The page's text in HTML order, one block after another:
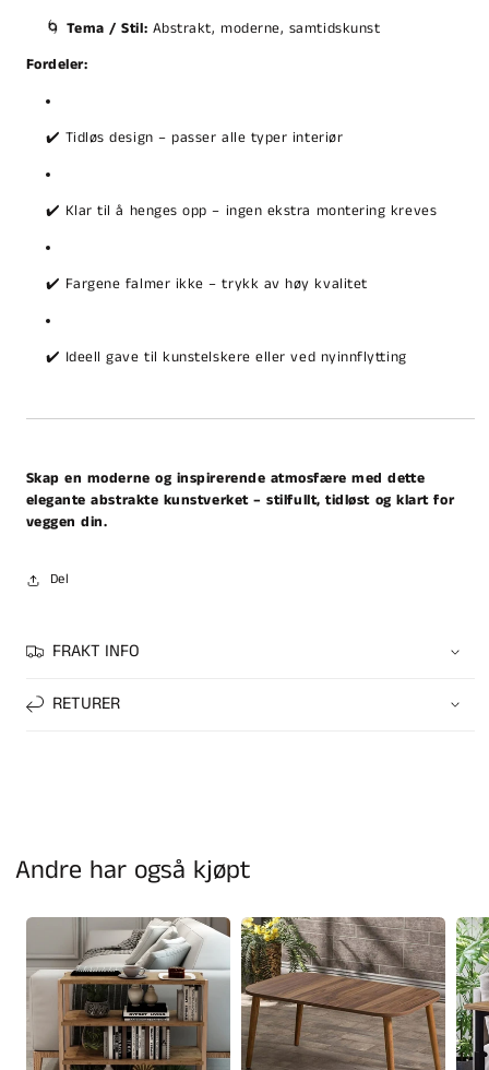
🌀 Tema / Stil: Abstrakt, moderne, samtidskunst
Fordeler:
✔️ Tidløs design – passer alle typer interiør
✔️ Klar til å henges opp – ingen ekstra montering kreves
✔️ Fargene falmer ikke – trykk av høy kvalitet
✔️ Ideell gave til kunstelskere eller ved nyinnflytting
Skap en moderne og inspirerende atmosfære med dette
elegante abstrakte kunstverket – stilfullt, tidløst og klart for
veggen din.
Del
FRAKT INFO
RETURER
Andre har også kjøpt